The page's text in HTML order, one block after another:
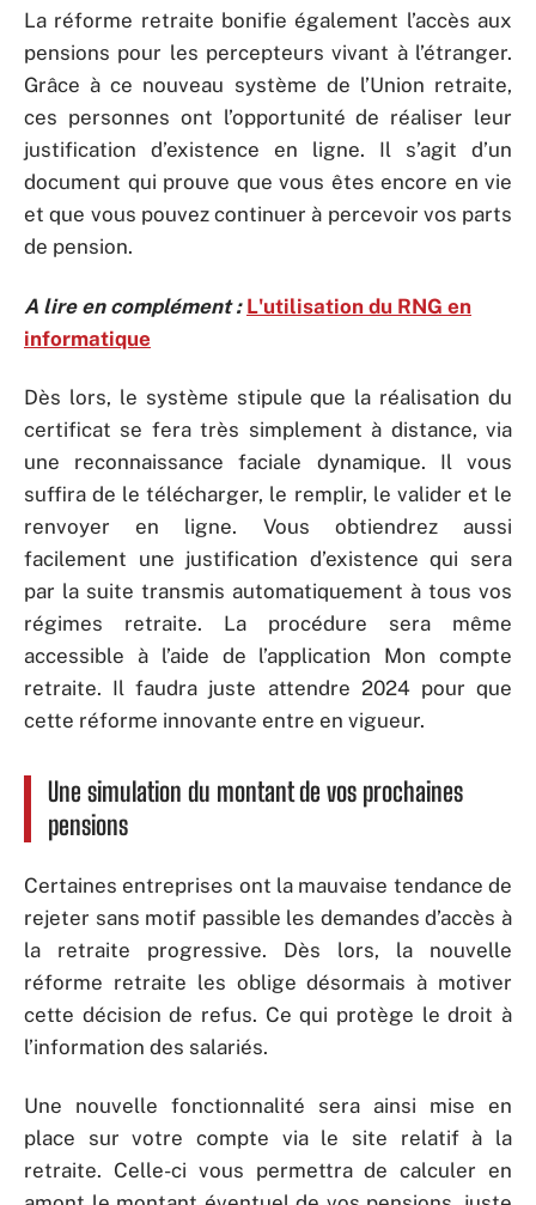
La réforme retraite bonifie également l’accès aux
pensions pour les percepteurs vivant à l’étranger.
Grâce à ce nouveau système de l’Union retraite,
ces personnes ont l’opportunité de réaliser leur
justification d’existence en ligne. Il s’agit d’un
document qui prouve que vous êtes encore en vie
et que vous pouvez continuer à percevoir vos parts
de pension.
A lire en complément : L'utilisation du RNG en
informatique
Dès lors, le système stipule que la réalisation du
certificat se fera très simplement à distance, via
une reconnaissance faciale dynamique. Il vous
suffira de le télécharger, le remplir, le valider et le
renvoyer en ligne. Vous obtiendrez aussi
facilement une justification d’existence qui sera
par la suite transmis automatiquement à tous vos
régimes retraite. La procédure sera même
accessible à l’aide de l’application Mon compte
retraite. Il faudra juste attendre 2024 pour que
cette réforme innovante entre en vigueur.
Une simulation du montant de vos prochaines
pensions
Certaines entreprises ont la mauvaise tendance de
rejeter sans motif passible les demandes d’accès à
la retraite progressive. Dès lors, la nouvelle
réforme retraite les oblige désormais à motiver
cette décision de refus. Ce qui protège le droit à
l’information des salariés.
Une nouvelle fonctionnalité sera ainsi mise en
place sur votre compte via le site relatif à la
retraite. Celle-ci vous permettra de calculer en